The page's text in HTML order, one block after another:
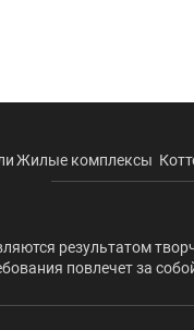
Жилые комплексы
результатом
повлечет за